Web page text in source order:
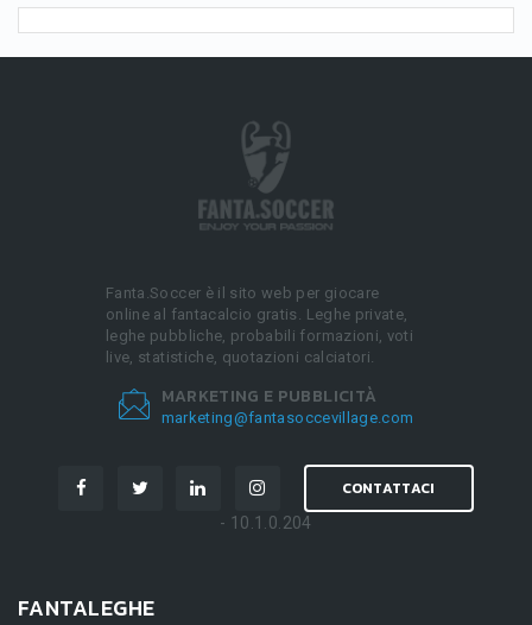
Fanta.Soccer è il sito web per giocare
online al fantacalcio gratis. Leghe private,
leghe pubbliche, probabili formazioni, voti
live, statistiche, quotazioni calciatori.
MARKETING E PUBBLICITÀ
marketing@fantasoccevillage.com
CONTATTACI
- 10.1.0.204
FANTALEGHE